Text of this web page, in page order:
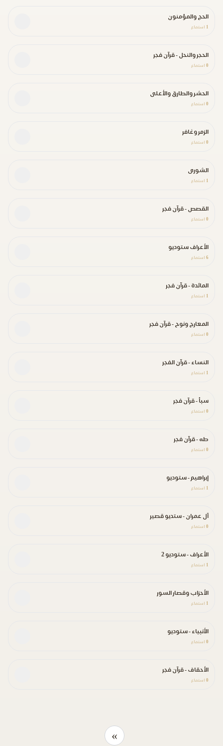
الحج والمؤمنون
1 استماع
الحجر والنحل - قرآن فجر
0 استماع
الحشر والطارق والأعلى
0 استماع
الزمر وغافر
0 استماع
الشورى
1 استماع
القصص - قرآن فجر
0 استماع
الأعراف ستوديو
6 استماع
المائدة - قرآن فجر
1 استماع
المعارج ونوح - قرآن فجر
0 استماع
النساء - قرآن الفجر
1 استماع
سبأ - قرآن فجر
0 استماع
طه - قرآن فجر
0 استماع
إبراهيم - ستوديو
1 استماع
آل عمران - ستديو قصير
0 استماع
الأعراف - ستوديو 2
1 استماع
الأحزاب وقصار السور
1 استماع
الأنبياء - ستوديو
0 استماع
الأحقاف - قرآن فجر
0 استماع
»